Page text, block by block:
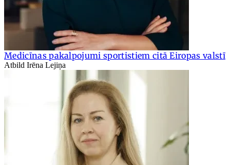
Medicīnas pakalpojumi sportistiem citā Eiropas valstī
Atbild Irēna Lejiņa